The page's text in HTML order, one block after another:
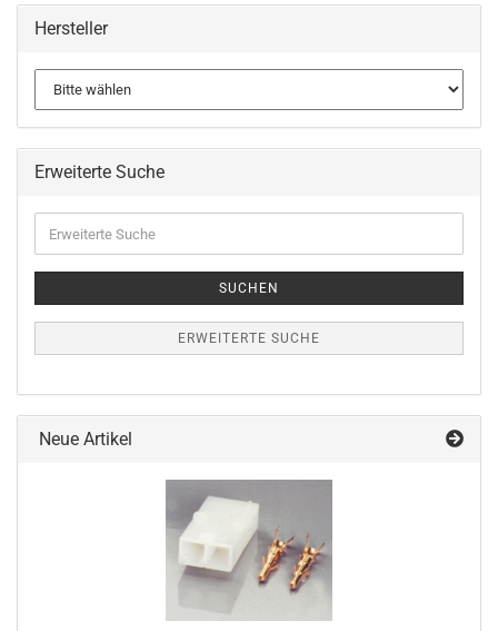
Hersteller
Erweiterte Suche
Suche
SUCHEN
ERWEITERTE SUCHE
Neue Artikel